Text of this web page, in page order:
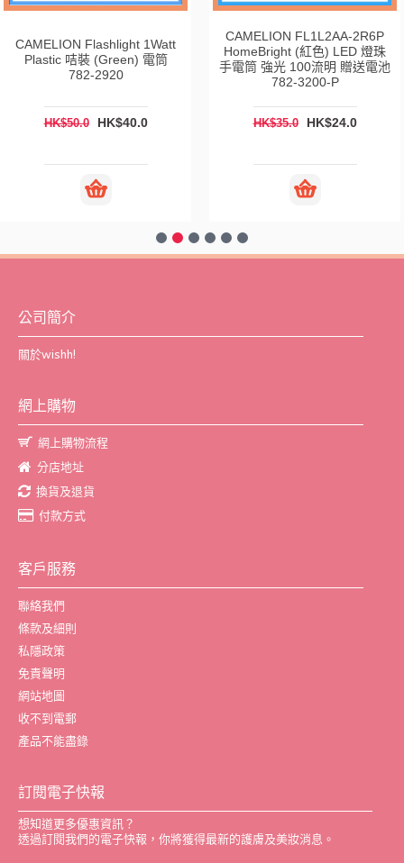
CAMELION Flashlight 1Watt
Plastic 咭裝 (Green) 電筒
782-2920
HK$50.0 HK$40.0
CAMELION FL1L2AA-2R6P
HomeBright (紅色) LED 燈珠
手電筒 強光 100流明 贈送電池
782-3200-P
HK$35.0 HK$24.0
公司簡介
關於wishh!
網上購物
網上購物流程
分店地址
換貨及退貨
付款方式
客戶服務
聯絡我們
條款及細則
私隱政策
免責聲明
網站地圖
收不到電郵
產品不能盡錄
訂閱電子快報
想知道更多優惠資訊？
透過訂閱我們的電子快報，你將獲得最新的護膚及美妝消息。